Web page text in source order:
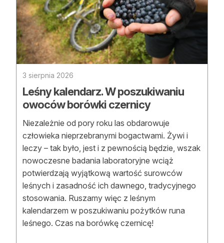
Strefa eksperta
Auto do lasu
Dla drwala
Leśnik na zakupach
Z zagranicy
Edukacja
Lasy prywatne
O nas
100 lat „Lasu Polskiego”
Prenumerata
3 sierpnia 2026
Leśny kalendarz. W poszukiwaniu
owoców borówki czernicy
Niezależnie od pory roku las obdarowuje
człowieka nieprzebranymi bogactwami. Żywi i
leczy – tak było, jest i z pewnością będzie, wszak
nowoczesne badania laboratoryjne wciąż
potwierdzają wyjątkową wartość surowców
leśnych i zasadność ich dawnego, tradycyjnego
stosowania. Ruszamy więc z leśnym
kalendarzem w poszukiwaniu pożytków runa
leśnego. Czas na borówkę czernicę!